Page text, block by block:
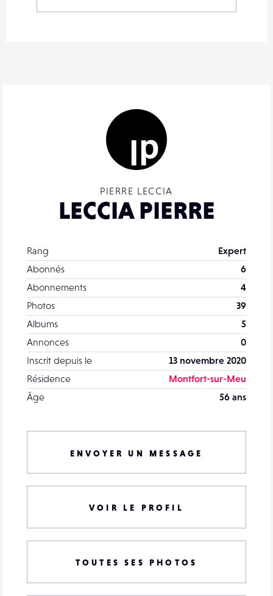
PIERRE LECCIA
LECCIA PIERRE
Rang
Expert
Abonnés
6
Abonnements
4
Photos
39
Albums
5
Annonces
0
Inscrit depuis le
13 novembre 2020
Résidence
Montfort-sur-Meu
Âge
56 ans
ENVOYER UN MESSAGE
VOIR LE PROFIL
TOUTES SES PHOTOS